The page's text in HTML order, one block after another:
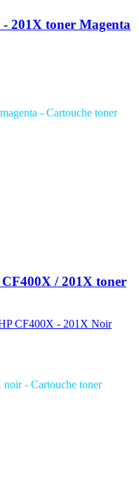
201X toner Magenta
- Cartouche toner
/ 201X toner
noir- Cartouche toner